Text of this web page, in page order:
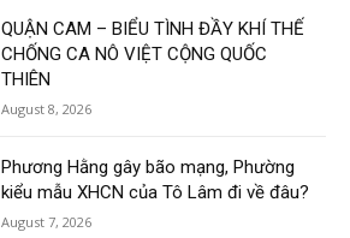
QUẬN CAM – BIỂU TÌNH ĐẦY KHÍ THẾ
CHỐNG CA NÔ VIỆT CỘNG QUỐC
THIÊN
August 8, 2026
Phương Hằng gây bão mạng, Phường
kiểu mẫu XHCN của Tô Lâm đi về đâu?
August 7, 2026